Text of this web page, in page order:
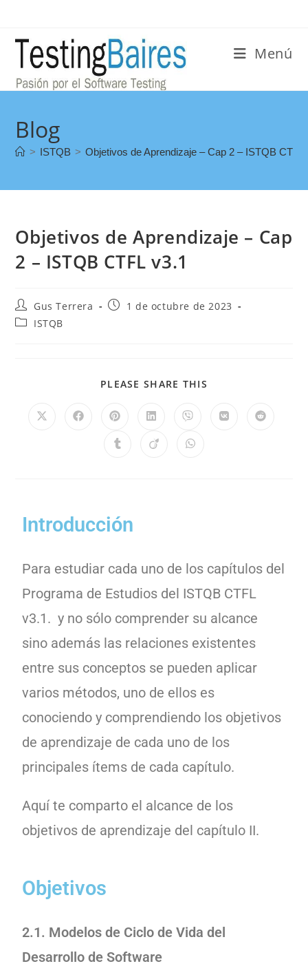
Menú
Blog
> ISTQB > Objetivos de Aprendizaje – Cap 2 – ISTQB CTFL
Objetivos de Aprendizaje – Cap
2 – ISTQB CTFL v3.1
Gus Terrera
1 de octubre de 2023
ISTQB
PLEASE SHARE THIS
Introducción
Para estudiar cada uno de los capítulos del
Programa de Estudios del ISTQB CTFL
v3.1. y no sólo comprender su alcance
sino además las relaciones existentes
entre sus conceptos se pueden aplicar
varios métodos, uno de ellos es
conociendo y comprendiendo los objetivos
de aprendizaje de cada uno de los
principales ítems de cada capítulo.
Aquí te comparto el alcance de los
objetivos de aprendizaje del capítulo II.
Objetivos
2.1. Modelos de Ciclo de Vida del
Desarrollo de Software